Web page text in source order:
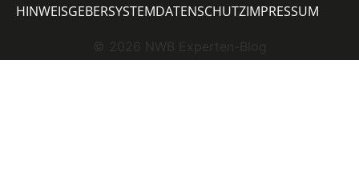
© 2026 NWB Experten-Blog
HINWEISGEBERSYSTEMDATENSCHUTZIMPRESSUM